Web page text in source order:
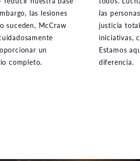
suceden, McCraw
un
completo.
justicia
iniciativas,
Estamos
diferencia.